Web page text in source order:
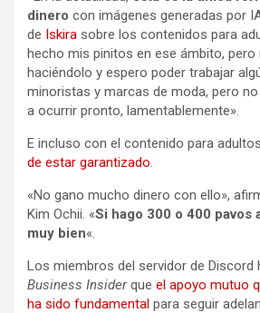
dinero con imágenes generadas por
de Iskira sobre los contenidos para
hecho mis pinitos en ese ámbito,
haciéndolo y espero poder trabajar
minoristas y marcas de moda, pero
a ocurrir pronto, lamentablemente».
E incluso con el contenido para
de estar garantizado.
«No gano mucho dinero con ello»,
Kim Ochii. «Si hago 300 o 400 pavos
muy bien«.
Los miembros del servidor de Discord
Business Insiderque el apoyo mutuo
ha sido fundamental para seguir